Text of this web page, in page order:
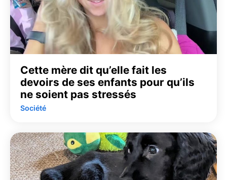
Cette mère dit qu’elle fait les
devoirs de ses enfants pour qu’ils
ne soient pas stressés
Société